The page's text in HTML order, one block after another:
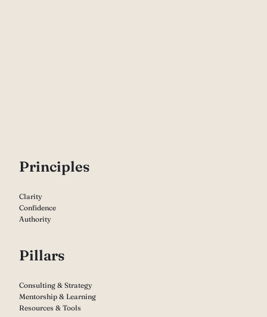
Principles
Clarity
Confidence
Authority
Pillars
Consulting & Strategy
Mentorship & Learning
Resources & Tools